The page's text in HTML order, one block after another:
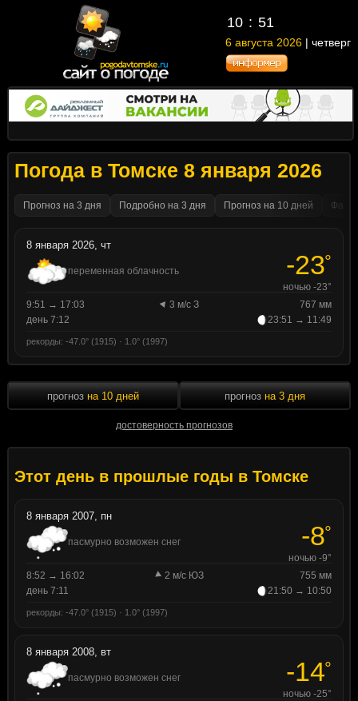
10 : 51
6 августа 2026 | четверг
Погода в Томске 8 января 2026
Прогноз на 3 дня Подробно на 3 дня Прогноз на 10 дней
8 января 2026, чт
переменная облачность -23°
ночью -23°
9:51 → 17:03
3 м/с З
767 мм
день 7:12
23:51 → 11:49
рекорды: -47.0° (1915) · 1.0° (1997)
прогноз на 10 дней
достоверность прогнозов
прогноз на 3 дня
Этот день в прошлые годы в Томске
8 января 2007, пн
пасмурно возможен снег -8°
ночью -9°
8:52 → 16:02
2 м/с ЮЗ
755 мм
день 7:11
21:50 → 10:50
рекорды: -47.0° (1915) · 1.0° (1997)
8 января 2008, вт
пасмурно возможен снег -14°
ночью -25°